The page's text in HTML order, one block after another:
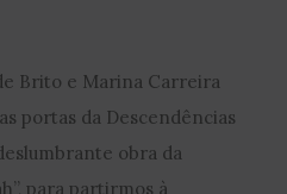
Brito e Marina Carreira
portas da Descendências
obra da
para partirmos à